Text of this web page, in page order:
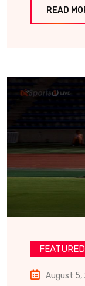
READ
FEATURED
August 5,